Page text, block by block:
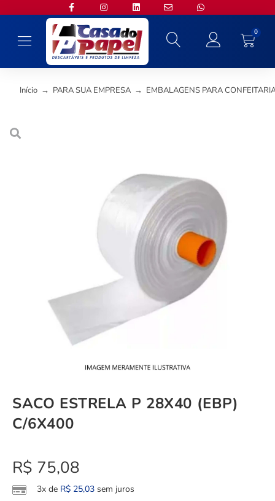
0
Início → PARA SUA EMPRESA → EMBALAGENS PARA
SACO ESTRELA P 28X40 (EBP)
C/6X400
R$ 75,08
3x de R$ 25,03 sem juros